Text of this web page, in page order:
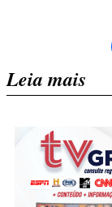
Leia mais